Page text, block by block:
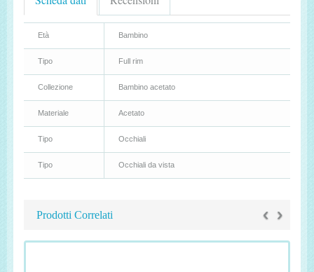
Età Bambino
Tipo Full rim
Collezione Bambino acetato
Materiale Acetato
Tipo Occhiali
Tipo Occhiali da vista
Prodotti Correlati ‹ ›